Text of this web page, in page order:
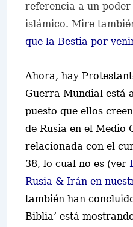
referencia a un
islámico. Mire
que la Bestia por
Ahora, hay
Guerra Mundial está
puesto que ellos
de Rusia en el Medio
relacionada con el
38, lo cual no es (ver
Rusia & Irán en
también han
Biblia’ está